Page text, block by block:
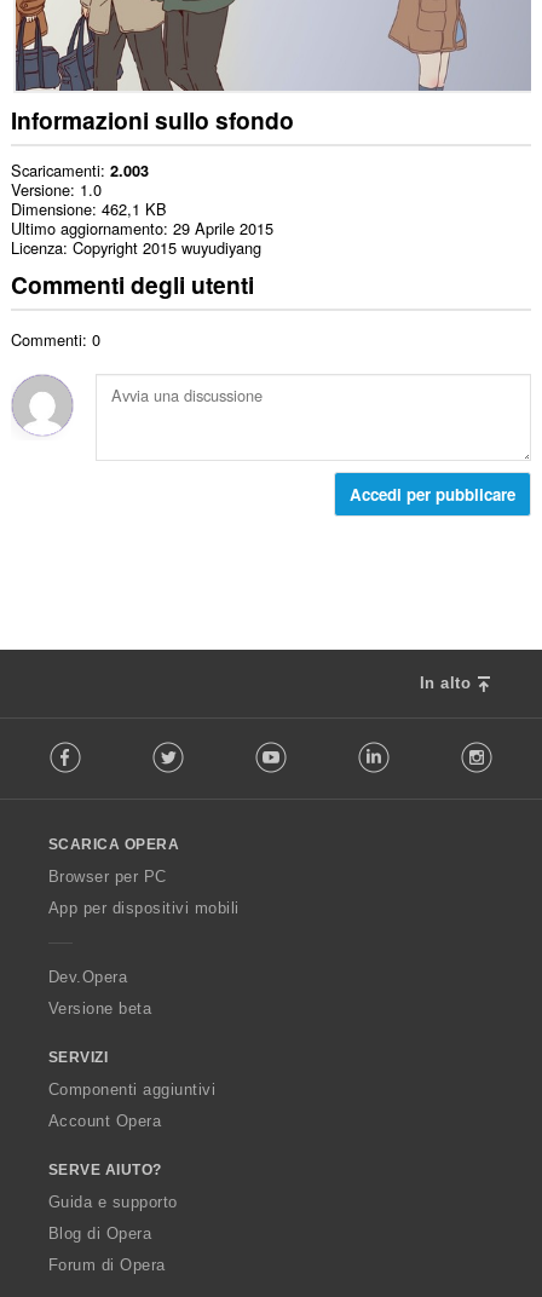
Informazioni sullo sfondo
Scaricamenti 2.003
Versione 1.0
Dimensione 462,1 KB
Ultimo aggiornamento 29 Aprile 2015
Licenza Copyright 2015 wuyudiyang
Commenti degli utenti
Commenti: 0
Accedi per pubblicare
In alto
o
w
O
p
a
Facebook Twitter Youtube LinkedIn
SCARICA OPERA
Browser per PC
App per dispositivi mobili
Dev.Opera
Versione beta
SERVIZI
Componenti aggiuntivi
Account Opera
SERVE AIUTO?
Guida e supporto
Blog di Opera
Forum di Opera